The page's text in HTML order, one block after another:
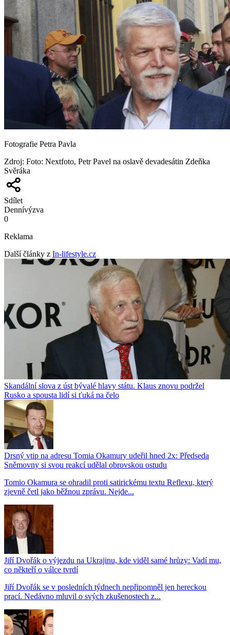
Fotografie Petra Pavla
Zdroj: Foto: Nextfoto, Petr Pavel na oslavě devadesátin Zdeňka
Svěráka
Sdílet
Dennívýzva
0
Reklama
Další články z In-lifestyle.cz
Skandální slova z úst bývalé hlavy státu. Klaus znovu podržel
Rusko a spousta lidí si ťuká na čelo
Drsný vtip na adresu Tomia Okamury udeřil hned 2x: Předseda
Sněmovny si svou reakcí udělal obrovskou ostudu
Tomio Okamura se ohradil proti satirickému textu Reflexu, který
zjevně četl jako běžnou zprávu. Nejde...
Jiří Dvořák o výjezdu na Ukrajinu, kde viděl samé hrůzy: Vadí mu,
co někteří o válce tvrdí
Jiří Dvořák se v posledních týdnech nepřipomněl jen hereckou
prací. Nedávno mluvil o svých zkušenostech z...